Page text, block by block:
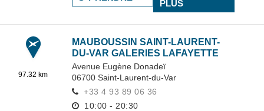
PLUS
97.32 km
MAUBOUSSIN SAINT-LAURENT-
DU-VAR GALERIES LAFAYETTE
Avenue Eugène Donadeï
06700 Saint-Laurent-du-Var
+33 4 93 89 06 36
10:00 - 20:30